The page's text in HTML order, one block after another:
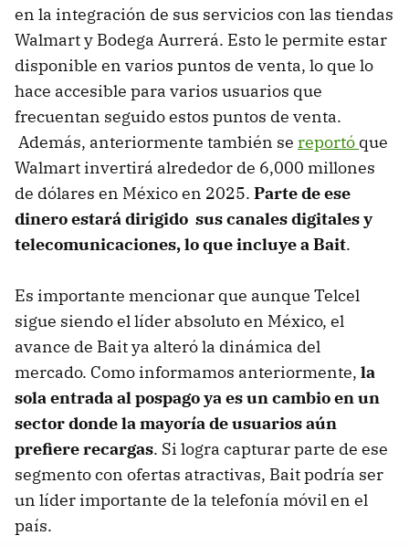
en la integración de sus servicios con las tiendas
Walmart y Bodega Aurrerá. Esto le permite estar
disponible en varios puntos de venta, lo que lo
hace accesible para varios usuarios que
frecuentan seguido estos puntos de venta.
Además, anteriormente también se reportó que
Walmart invertirá alrededor de 6,000 millones
de dólares en México en 2025. Parte de ese
dinero estará dirigido sus canales digitales y
telecomunicaciones, lo que incluye a Bait.
Es importante mencionar que aunque Telcel
sigue siendo el líder absoluto en México, el
avance de Bait ya alteró la dinámica del
mercado. Como informamos anteriormente, la
sola entrada al pospago ya es un cambio en un
sector donde la mayoría de usuarios aún
prefiere recargas. Si logra capturar parte de ese
segmento con ofertas atractivas, Bait podría ser
un líder importante de la telefonía móvil en el
país.